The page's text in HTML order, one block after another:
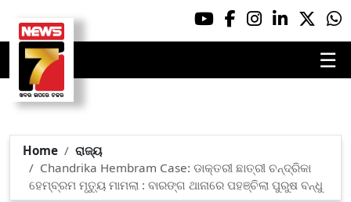
☰
Home
ରାଜ୍ୟ
Chandrika Hembram Case: ଡାକ୍ତରୀ ଛାତ୍ରୀ ଚନ୍ଦ୍ରିକା
ହେମ୍ବ୍ରମ ମୃତ୍ୟୁ ମାମଲା : ବାରଙ୍ଗ ଥାନାରେ ପହଞ୍ଚିଲା ପୁରୁଷ ବନ୍ଧୁ